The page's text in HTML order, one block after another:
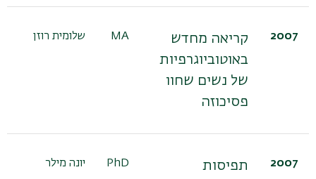
2007
קריאה מחדש
באוטוביוגרפיות
של נשים שחוו
פסיכוזה
MA שלומית רוזן
2007
תפיסות
PhD יונה מילר